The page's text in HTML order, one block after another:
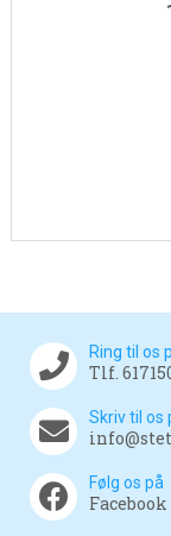
Ring til os
Tlf.
Skriv til os
Følg os på
Facebook